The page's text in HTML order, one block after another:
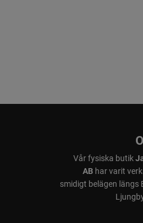
Vår fysiska butik
AB har varit
smidigt belägen längs